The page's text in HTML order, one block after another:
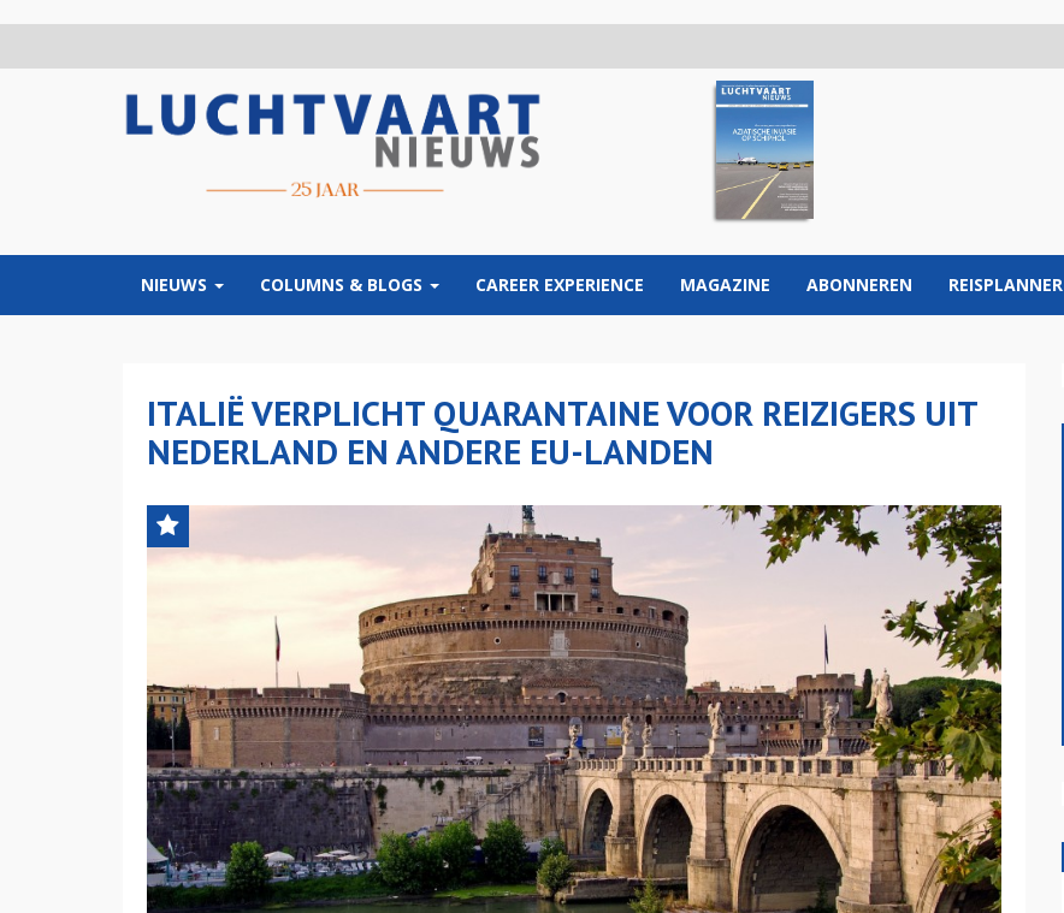
NIEUWS COLUMNS & BLOGS CAREER EXPERIENCE MAGAZINE ABONNEREN REISPLANNER
ITALIË VERPLICHT QUARANTAINE VOOR REIZIGERS UIT
NEDERLAND EN ANDERE EU-LANDEN